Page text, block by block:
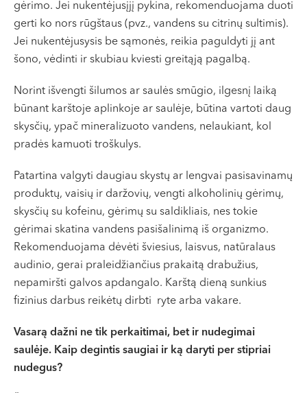
gėrimo. Jei nukentėjusįjį pykina, rekomenduojama duoti
gerti ko nors rūgštaus (pvz., vandens su citrinų sultimis).
Jei nukentėjusysis be sąmonės, reikia paguldyti jį ant
šono, vėdinti ir skubiau kviesti greitąją pagalbą.
Norint išvengti šilumos ar saulės smūgio, ilgesnį laiką
būnant karštoje aplinkoje ar saulėje, būtina vartoti daug
skysčių, ypač mineralizuoto vandens, nelaukiant, kol
pradės kamuoti troškulys.
Patartina valgyti daugiau skystų ar lengvai pasisavinamų
produktų, vaisių ir daržovių, vengti alkoholinių gėrimų,
skysčių su kofeinu, gėrimų su saldikliais, nes tokie
gėrimai skatina vandens pasišalinimą iš organizmo.
Rekomenduojama dėvėti šviesius, laisvus, natūralaus
audinio, gerai praleidžiančius prakaitą drabužius,
nepamiršti galvos apdangalo. Karštą dieną sunkius
fizinius darbus reikėtų dirbti ryte arba vakare.
Vasarą dažni ne tik perkaitimai, bet ir nudegimai
saulėje. Kaip degintis saugiai ir ką daryti per stipriai
nudegus?